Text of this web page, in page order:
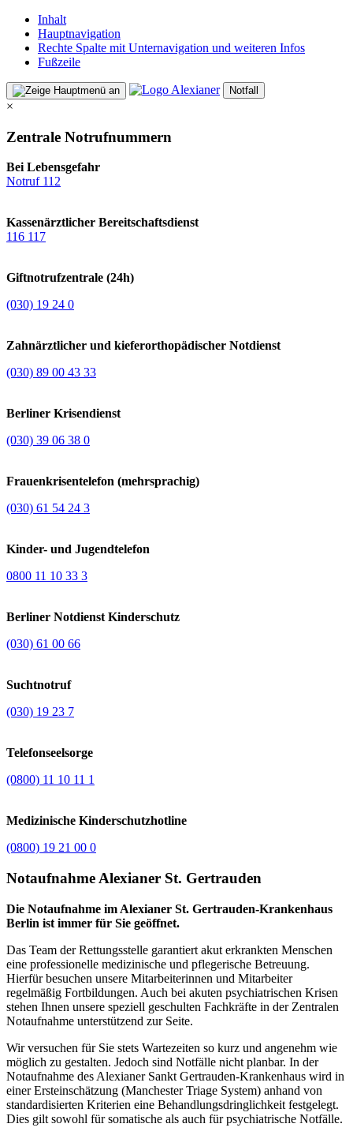
Inhalt
Hauptnavigation
Rechte Spalte mit Unternavigation und weiteren Infos
Fußzeile
Notfall
×
Zentrale Notrufnummern
Bei Lebensgefahr
Notruf 112
Kassenärztlicher Bereitschaftsdienst
116 117
Giftnotrufzentrale (24h)
(030) 19 24 0
Zahnärztlicher und kieferorthopädischer Notdienst
(030) 89 00 43 33
Berliner Krisendienst
(030) 39 06 38 0
Frauenkrisentelefon (mehrsprachig)
(030) 61 54 24 3
Kinder- und Jugendtelefon
0800 11 10 33 3
Berliner Notdienst Kinderschutz
(030) 61 00 66
Suchtnotruf
(030) 19 23 7
Telefonseelsorge
(0800) 11 10 11 1
Medizinische Kinderschutzhotline
(0800) 19 21 00 0
Notaufnahme Alexianer St. Gertrauden
Die Notaufnahme im Alexianer St. Gertrauden-Krankenhaus
Berlin ist immer für Sie geöffnet.
Das Team der Rettungsstelle garantiert akut erkrankten Menschen
eine professionelle medizinische und pflegerische Betreuung.
Hierfür besuchen unsere Mitarbeiterinnen und Mitarbeiter
regelmäßig Fortbildungen. Auch bei akuten psychiatrischen Krisen
stehen Ihnen unsere speziell geschulten Fachkräfte in der Zentralen
Notaufnahme unterstützend zur Seite.
Wir versuchen für Sie stets Wartezeiten so kurz und angenehm wie
möglich zu gestalten. Jedoch sind Notfälle nicht planbar. In der
Notaufnahme des Alexianer Sankt Gertrauden-Krankenhaus wird in
einer Ersteinschätzung (Manchester Triage System) anhand von
standardisierten Kriterien eine Behandlungsdringlichkeit festgelegt.
Dies gilt sowohl für somatische als auch für psychiatrische Notfälle.